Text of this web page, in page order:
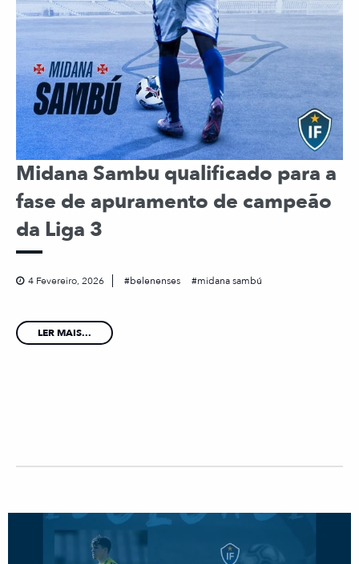
Midana Sambu qualificado para a
fase de apuramento de campeão
da Liga 3
4 Fevereiro, 2026 belenenses midana sambú
LER MAIS...